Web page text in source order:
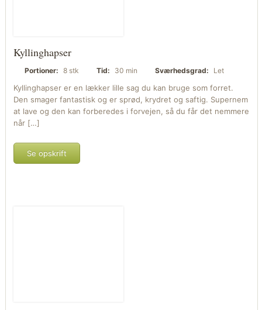
Kyllinghapser
Portioner: 8 stk Tid: 30 min Sværhedsgrad: Let
Kyllinghapser er en lækker lille sag du kan bruge som forret.
Den smager fantastisk og er sprød, krydret og saftig. Supernem
at lave og den kan forberedes i forvejen, så du får det nemmere
når […]
Se opskrift